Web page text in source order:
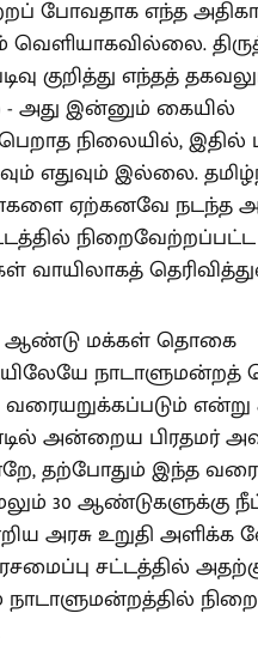
போவதாக எந்த
வெளியாகவில்லை.
குறித்து எந்தத்
- அது இன்னும் கையில்
நிலையில், இதில்
எதுவும் இல்லை.
ஏற்கனவே நடந்த
வாயிலாகத்
ஆண்டு மக்கள் தொகை
நாடாளுமன்றத்
என்று
அன்றைய பிரதமர்
தற்போதும் இந்த
30 ஆண்டுகளுக்கு
அரசு உறுதி அளிக்க
சட்டத்தில்
நாடாளுமன்றத்தில்